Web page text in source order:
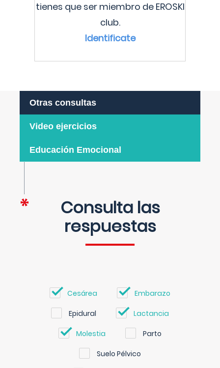
tienes que ser miembro de EROSKI
club.
Identificate
Otras consultas
Video ejercicios
Educación Emocional
Consulta las
respuestas
Cesárea Embarazo
Epidural Lactancia
Molestia Parto
Suelo Pélvico